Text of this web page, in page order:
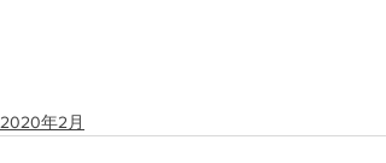
2020年2月